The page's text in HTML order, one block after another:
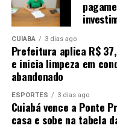
gigantes definirem
Messias, que esteve
prédio da Fundação
debate o tema
Fórum Nacional de
em crimes de
digitalização.
CUIABÁ 3 dias ago
Prefeitura aplica R$
e inicia limpeza em
abandonado
ESPORTES 3 dias ago
Cuiabá vence a Ponte
casa e sobe na tabela